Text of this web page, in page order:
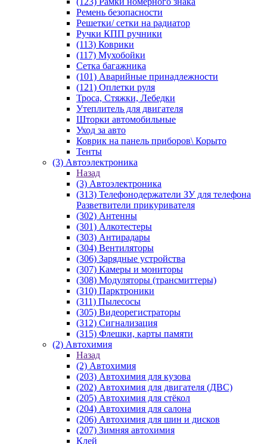
Ремень безопасности
Решетки/ сетки на радиатор
Ручки КПП ручники
(113) Коврики
(117) Мухобойки
Сетка багажника
(101) Аварийные принадлежности
(121) Оплетки руля
Троса, Стяжки, Лебедки
Утеплитель для двигателя
Шторки автомобильные
Уход за авто
Коврик на панель приборов\ Корыто
Тенты
(3) Автоэлектроника
Назад
(3) Автоэлектроника
(313) Телефонодержатели ЗУ для телефона
Разветвители прикуривателя
(302) Антенны
(301) Алкотестеры
(303) Антирадары
(304) Вентиляторы
(306) Зарядные устройства
(307) Камеры и мониторы
(308) Модуляторы (трансмиттеры)
(310) Парктроники
(311) Пылесосы
(305) Видеорегистраторы
(312) Сигнализация
(315) Флешки, карты памяти
(2) Автохимия
Назад
(2) Автохимия
(203) Автохимия для кузова
(202) Автохимия для двигателя (ДВС)
(205) Автохимия для стёкол
(204) Автохимия для салона
(206) Автохимия для шин и дисков
(207) Зимняя автохимия
Клей